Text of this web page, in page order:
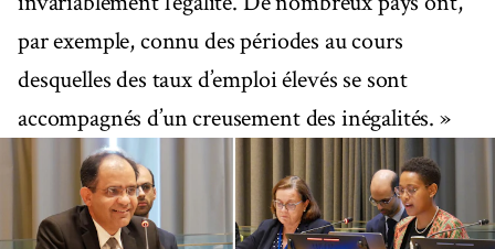
par exemple, connu des périodes au cours
desquelles des taux d’emploi élevés se sont
accompagnés d’un creusement des inégalités. »